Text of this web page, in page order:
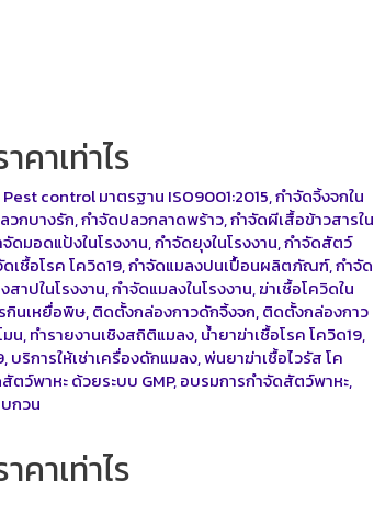
าเท่าไร
Pest control มาตรฐาน ISO9001:2015,กำจัดจิ้งจกใน
วกบางรัก,กำจัดปลวกลาดพร้าว,กำจัดผีเสื้อข้าวสารใน
ดมอดแป้งในโรงงาน,กำจัดยุงในโรงงาน,กำจัดสัตว์
เชื้อโรค โควิด19,กำจัดแมลงปนเปื้อนผลิตภัณฑ์,กำจัด
สาปในโรงงาน,กำจัดแมลงในโรงงาน,ฆ่าเชื้อโควิดใน
กินเหยื่อพิษ,ติดตั้งกล่องกาวดักจิ้งจก,ติดตั้งกล่องกาว
น,ทำรายงานเชิงสถิติแมลง,น้ำยาฆ่าเชื้อโรค โควิด19,
,บริการให้เช่าเครื่องดักแมลง,พ่นยาฆ่าเชื้อไวรัส โค
ตว์พาหะ ด้วยระบบ GMP,อบรมการกำจัดสัตว์พาหะ,
กวน
าเท่าไร